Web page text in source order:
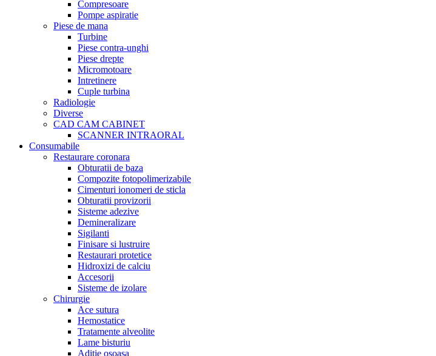
Compresoare
Pompe aspiratie
Piese de mana
Turbine
Piese contra-unghi
Piese drepte
Micromotoare
Intretinere
Cuple turbina
Radiologie
Diverse
CAD CAM CABINET
SCANNER INTRAORAL
Consumabile
Restaurare coronara
Obturatii de baza
Compozite fotopolimerizabile
Cimenturi ionomeri de sticla
Obturatii provizorii
Sisteme adezive
Demineralizare
Sigilanti
Finisare si lustruire
Restaurari protetice
Hidroxizi de calciu
Accesorii
Sisteme de izolare
Chirurgie
Ace sutura
Hemostatice
Tratamente alveolite
Lame bisturiu
Aditie osoasa